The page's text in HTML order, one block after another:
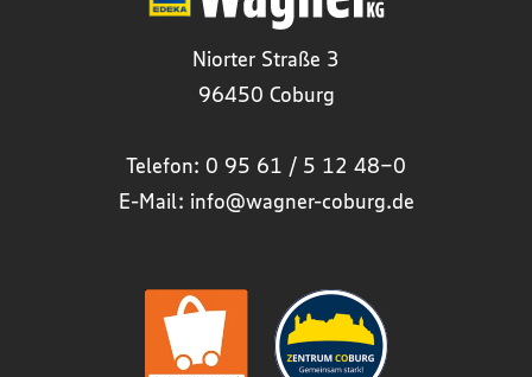
Niorter Straße 3
96450 Coburg
Telefon: 0 95 61 / 5 12 48-0
E-Mail: info@wagner-coburg.de